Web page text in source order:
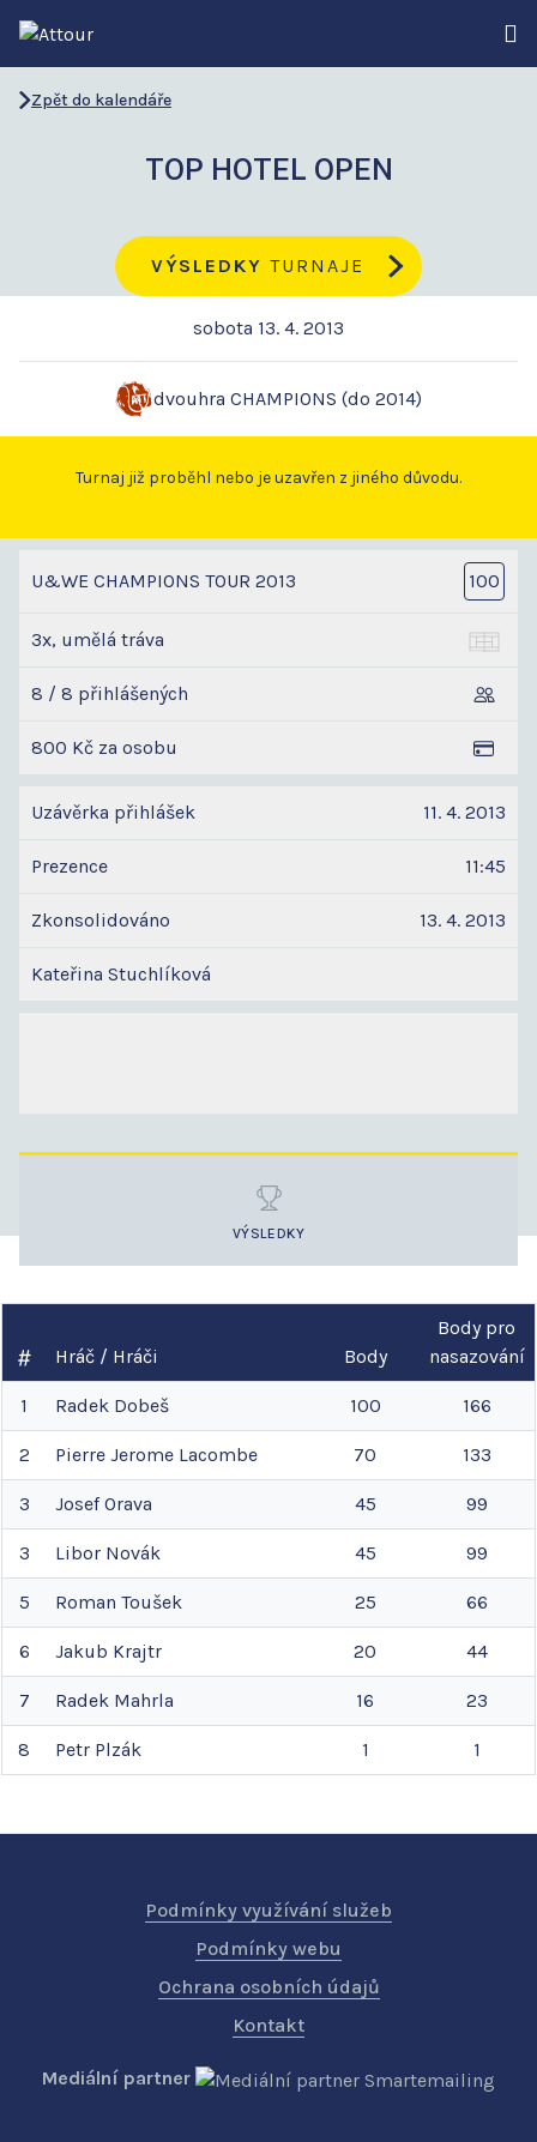
Zpět do kalendáře
TOP HOTEL OPEN
VÝSLEDKY TURNAJE
sobota 13. 4. 2013
dvouhra CHAMPIONS (do 2014)
Turnaj již proběhl nebo je uzavřen z jiného důvodu.
U&WE CHAMPIONS TOUR 2013 100
3x, umělá tráva
8 / 8 přihlášených
800 Kč za osobu
Uzávěrka přihlášek 11. 4. 2013
Prezence 11:45
Zkonsolidováno 13. 4. 2013
Kateřina Stuchlíková
VÝSLEDKY
Hráč / Hráči Body
Body pro
nasazování
1 Radek Dobeš 100 166
2 Pierre Jerome Lacombe 70 133
3 Josef Orava 45 99
3 Libor Novák 45 99
5 Roman Toušek 25 66
6 Jakub Krajtr 20 44
7 Radek Mahrla 16 23
8 Petr Plzák 1 1
Podmínky využívání služeb
Podmínky webu
Ochrana osobních údajů
Kontakt
Mediální partner